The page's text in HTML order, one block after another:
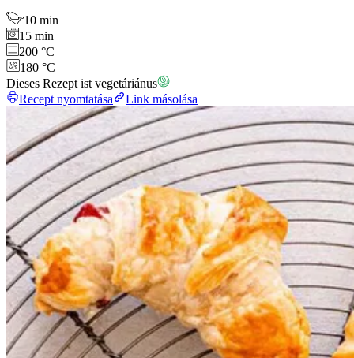
10 min
15 min
200 °C
180 °C
Dieses Rezept ist vegetáriánus
Recept nyomtatása
Link másolása